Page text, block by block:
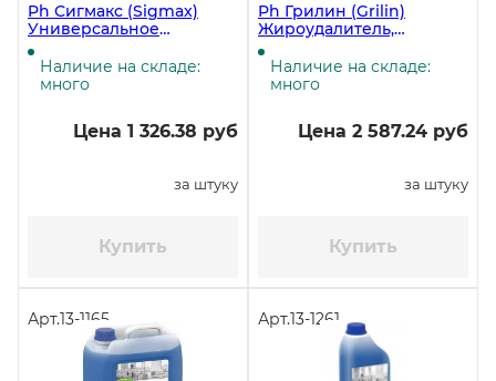
Ph Сигмакс (Sigmax)
Универсальное
обезжиривающее
средство, 5 литров, 5,16
кг ЧЗ
Наличие на складе:
много
Цена 1 326.38 руб
за штуку
Купить
Ph Грилин (Grilin)
Жироудалитель,
Средство для удаления
жира, 5 литров ЧЗ
Наличие на складе:
много
Цена 2 587.24 руб
за штуку
Купить
Арт.13-1165 Арт.13-1261